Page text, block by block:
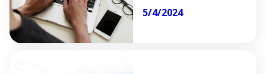
5/4/2024